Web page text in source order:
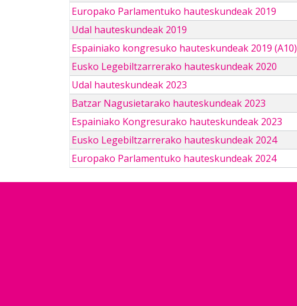
Europako Parlamentuko hauteskundeak 2019
Udal hauteskundeak 2019
Espainiako kongresuko hauteskundeak 2019 (A10)
Eusko Legebiltzarrerako hauteskundeak 2020
Udal hauteskundeak 2023
Batzar Nagusietarako hauteskundeak 2023
Espainiako Kongresurako hauteskundeak 2023
Eusko Legebiltzarrerako hauteskundeak 2024
Europako Parlamentuko hauteskundeak 2024